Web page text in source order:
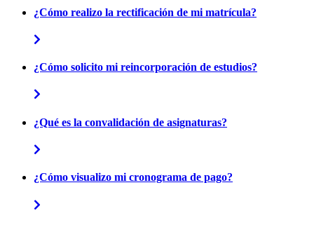
¿Cómo realizo la rectificación de mi matrícula?
¿Cómo solicito mi reincorporación de estudios?
¿Qué es la convalidación de asignaturas?
¿Cómo visualizo mi cronograma de pago?